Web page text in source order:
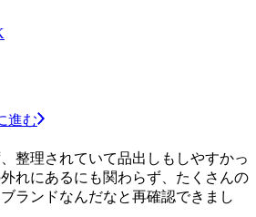
進む
整理されていて品出しもしやすかっ
れにあるにも関わらず、たくさんの
ランドなんだなと再確認できまし